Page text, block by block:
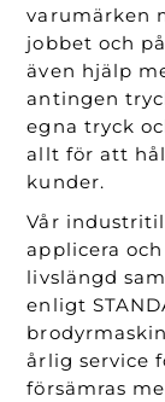
varumärken
jobbet och
även hjälp
antingen
egna tryck
allt för att
kunder.
Vår
applicera
livslängd
enligt
årlig service
försämras